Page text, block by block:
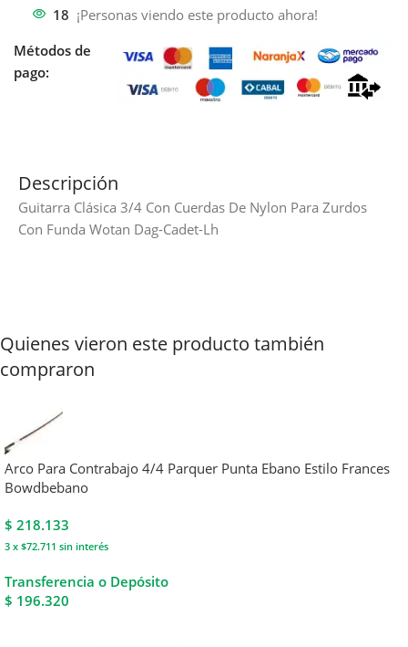
18 ¡Personas viendo este producto ahora!
Métodos de
pago:
Descripción
Guitarra Clásica 3/4 Con Cuerdas De Nylon Para Zurdos
Con Funda Wotan Dag-Cadet-Lh
Quienes vieron este producto también
compraron
Arco Para Contrabajo 4/4 Parquer Punta Ebano Estilo Frances
Bowdbebano
$ 218.133
3 x $72.711 sin interés
Transferencia o Depósito
$ 196.320